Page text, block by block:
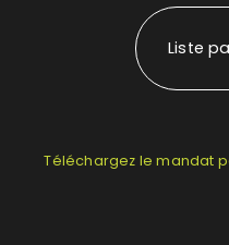
Liste
Téléchargez le mandat